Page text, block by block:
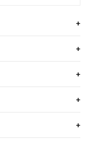
+
+
+
+
+